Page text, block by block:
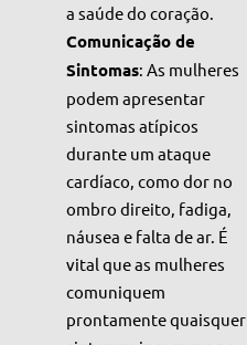
a saúde do coração.
Comunicação de
Sintomas: As mulheres
podem apresentar
sintomas atípicos
durante um ataque
cardíaco, como dor no
ombro direito, fadiga,
náusea e falta de ar. É
vital que as mulheres
comuniquem
prontamente quaisquer